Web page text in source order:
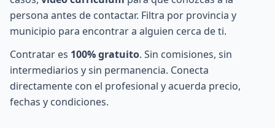
persona antes de contactar. Filtra por provincia y
municipio para encontrar a alguien cerca de ti.
Contratar es 100% gratuito. Sin comisiones, sin
intermediarios y sin permanencia. Conecta
directamente con el profesional y acuerda precio,
fechas y condiciones.